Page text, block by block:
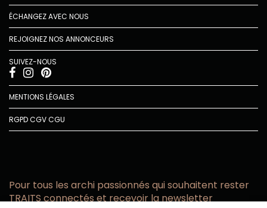
ÉCHANGEZ AVEC NOUS
REJOIGNEZ NOS ANNONCEURS
SUIVEZ-NOUS
MENTIONS LÉGALES
RGPDCGVCGU
Pour tous les archi passionnés qui souhaitent rester
TRAITS connectés et recevoir la newsletter